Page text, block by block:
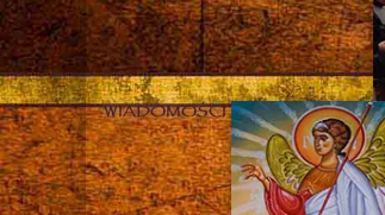
WIADOMOŚCI